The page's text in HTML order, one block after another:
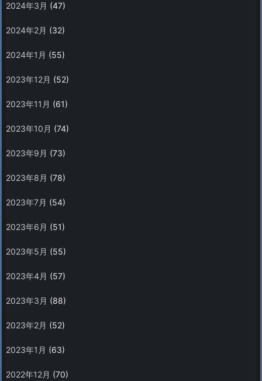
2024年3月 (47)
2024年2月 (32)
2024年1月 (55)
2023年12月 (52)
2023年11月 (61)
2023年10月 (74)
2023年9月 (73)
2023年8月 (78)
2023年7月 (54)
2023年6月 (51)
2023年5月 (55)
2023年4月 (57)
2023年3月 (88)
2023年2月 (52)
2023年1月 (63)
2022年12月 (70)